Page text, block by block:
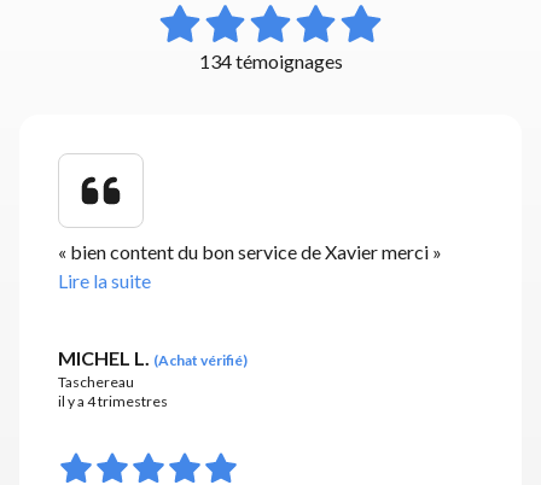
134 témoignages
« bien content du bon service de Xavier merci »
Lire la suite
MICHEL L. (Achat vérifié)
Taschereau
il y a 4 trimestres